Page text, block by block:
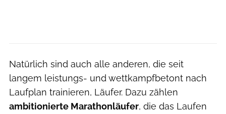
Natürlich sind auch alle anderen, die seit
langem leistungs- und wettkampfbetont nach
Laufplan trainieren, Läufer. Dazu zählen
ambitionierte Marathonläufer, die das Laufen